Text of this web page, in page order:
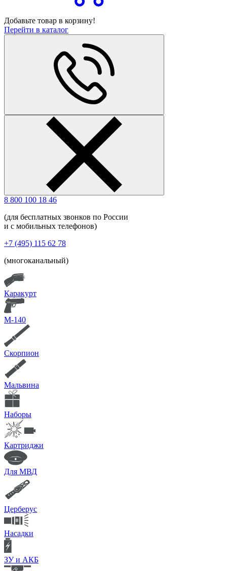
Добавьте товар в корзину!
Перейти в каталог
8 800 100 18 46
(для бесплатных звонков по России
и с мобильных телефонов)
+7 (495) 115 62 78
(многоканальный)
Каракурт
М-140
Скорпион
Мальвина
Наборы
Картриджи
Для МВД
Церберус
Насадки
ЗУ и АКБ